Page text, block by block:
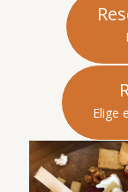
Elige